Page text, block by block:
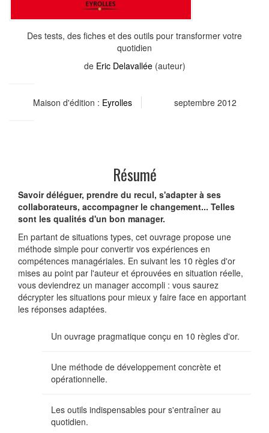
Des tests, des fiches et des outils pour transformer votre
quotidien
de Eric Delavallée(auteur)
Maison d'édition : Eyrolles septembre 2012
Résumé
Savoir déléguer, prendre du recul, s'adapter à ses
collaborateurs, accompagner le changement... Telles
sont les qualités d'un bon manager.
En partant de situations types, cet ouvrage propose une
méthode simple pour convertir vos expériences en
compétences managériales. En suivant les 10 règles d'or
mises au point par l'auteur et éprouvées en situation réelle,
vous deviendrez un manager accompli : vous saurez
décrypter les situations pour mieux y faire face en apportant
les réponses adaptées.
Un ouvrage pragmatique conçu en 10 règles d'or.
Une méthode de développement concrète et
opérationnelle.
Les outils indispensables pour s'entraîner au
quotidien.